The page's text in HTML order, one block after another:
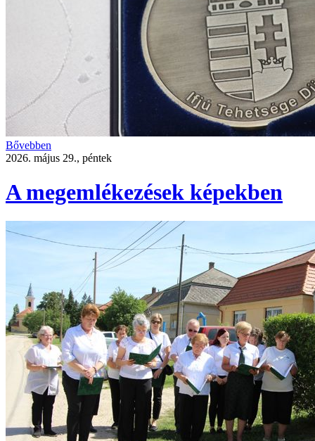
Bővebben
2026. május 29., péntek
A megemlékezések képekben